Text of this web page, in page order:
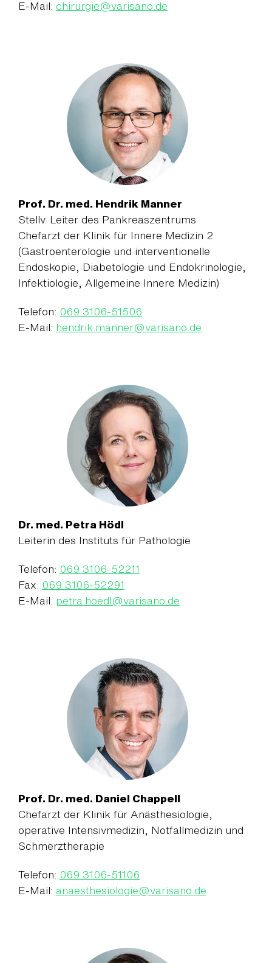
E-Mail: chirurgie@varisano.de
Prof. Dr. med. Hendrik Manner
Stellv. Leiter des Pankreaszentrums
Chefarzt der Klinik für Innere Medizin 2
(Gastroenterologie und interventionelle
Endoskopie, Diabetologie und Endokrinologie,
Infektiologie, Allgemeine Innere Medizin)
Telefon: 069 3106-51506
E-Mail: hendrik.manner@varisano.de
Dr. med. Petra Hödl
Leiterin des Instituts für Pathologie
Telefon: 069 3106-52211
Fax: 069 3106-52291
E-Mail: petra.hoedl@varisano.de
Prof. Dr. med. Daniel Chappell
Chefarzt der Klinik für Anästhesiologie,
operative Intensivmedizin, Notfallmedizin und
Schmerztherapie
Telefon: 069 3106-51106
E-Mail: anaesthesiologie@varisano.de